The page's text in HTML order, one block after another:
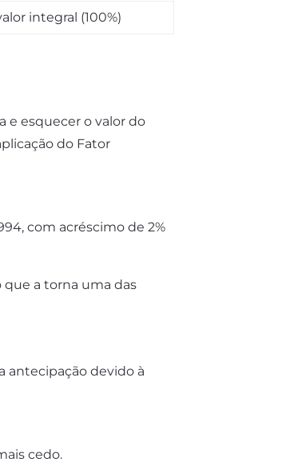
integral (100%)
e esquecer o valor do
do Fator
com acréscimo de 2%
que a torna uma das
antecipação devido à
cedo.